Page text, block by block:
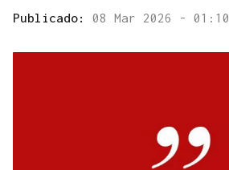
Publicado: 08 Mar 2026 - 01:10